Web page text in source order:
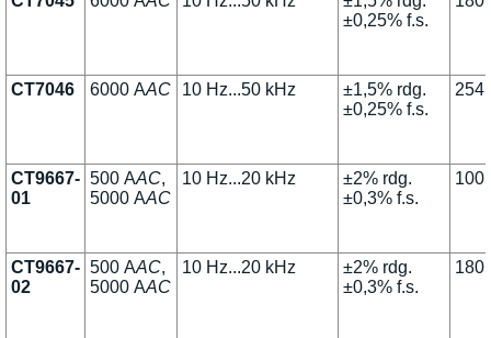
±0,25% f.s.
CT7046 6000 AAC 10 Hz...50 kHz
±1,5% rdg.
±0,25% f.s.
254
CT9667-
01
500 AAC,
5000 AAC
10 Hz...20 kHz
±2% rdg.
±0,3% f.s.
100
CT9667-
02
500 AAC,
5000 AAC
10 Hz...20 kHz
±2% rdg.
±0,3% f.s.
180